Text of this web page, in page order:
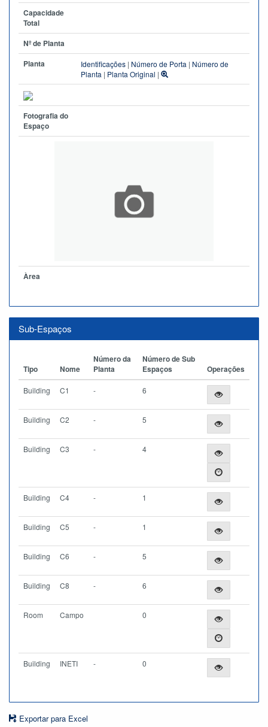
Capacidade
Total
Nº de Planta
Planta
Identificações | Número de Porta | Número de
Planta | Planta Original |
Fotografia do
Espaço
Àrea
Sub-Espaços
Tipo Nome
Número da
Planta
Número de Sub
Espaços
Operações
Building C1 - 6
Building C2 - 5
Building C3 - 4
Building C4 - 1
Building C5 - 1
Building C6 - 5
Building C8 - 6
Room Campo 0
Building INETI - 0
Exportar para Excel